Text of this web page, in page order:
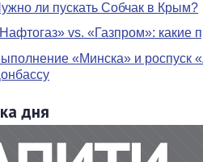
ли пускать Собчак в Крым?
vs. «Газпром»: какие
«Минска» и роспуск
дня